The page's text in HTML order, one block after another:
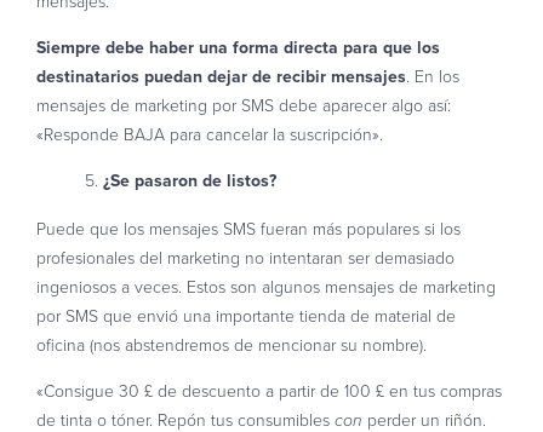
Siempre debe haber una forma directa para que los
destinatarios puedan dejar de recibir mensajes . En los
mensajes de marketing por SMS debe aparecer algo así:
«Responde BAJA para cancelar la suscripción».
¿Se pasaron de listos?
Puede que los mensajes SMS fueran más populares si los
profesionales del marketing no intentaran ser demasiado
ingeniosos a veces. Estos son algunos mensajes de marketing
por SMS que envió una importante tienda de material de
oficina (nos abstendremos de mencionar su nombre).
«Consigue 30 £ de descuento a partir de 100 £ en tus compras
de tinta o tóner. Repón tus consumibles con perder un riñón.